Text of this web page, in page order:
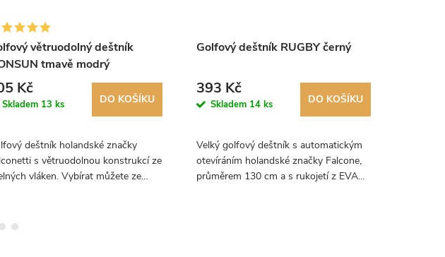
větruodolný deštník
tmavě modrý
Kč
Skladem 13 ks DO KOŠÍKU
deštník holandské značky
s větruodolnou konstrukcí ze
vláken. Vybírat můžete ze
Golfový deštník RUGBY černý
393 Kč
Skladem 14 ks DO KOŠÍKU
Velký golfový deštník s automatickým
otevíráním holandské značky Falcone,
průměrem 130 cm a s rukojetí z EVA